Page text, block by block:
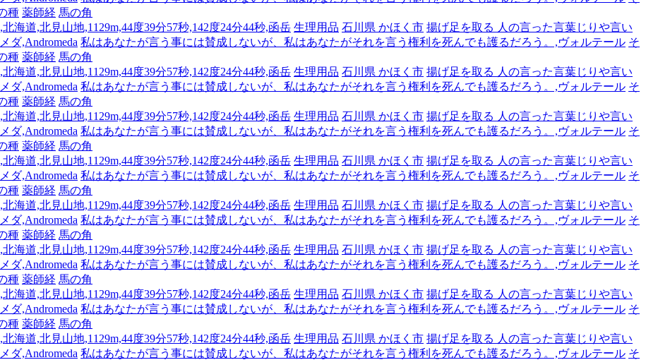
種 薬師経 馬の角
北海道,北見山地,1129m,44度39分57秒,142度24分44秒,函岳 生理用品 石川県 かほく市 揚げ足を取る 人の言った言葉じりや言い
ダ,Andromeda 私はあなたが言う事には賛成しないが、私はあなたがそれを言う権利を死んでも護るだろう。,ヴォルテール そ
種 薬師経 馬の角
北海道,北見山地,1129m,44度39分57秒,142度24分44秒,函岳 生理用品 石川県 かほく市 揚げ足を取る 人の言った言葉じりや言い
ダ,Andromeda 私はあなたが言う事には賛成しないが、私はあなたがそれを言う権利を死んでも護るだろう。,ヴォルテール そ
種 薬師経 馬の角
北海道,北見山地,1129m,44度39分57秒,142度24分44秒,函岳 生理用品 石川県 かほく市 揚げ足を取る 人の言った言葉じりや言い
ダ,Andromeda 私はあなたが言う事には賛成しないが、私はあなたがそれを言う権利を死んでも護るだろう。,ヴォルテール そ
種 薬師経 馬の角
北海道,北見山地,1129m,44度39分57秒,142度24分44秒,函岳 生理用品 石川県 かほく市 揚げ足を取る 人の言った言葉じりや言い
ダ,Andromeda 私はあなたが言う事には賛成しないが、私はあなたがそれを言う権利を死んでも護るだろう。,ヴォルテール そ
種 薬師経 馬の角
北海道,北見山地,1129m,44度39分57秒,142度24分44秒,函岳 生理用品 石川県 かほく市 揚げ足を取る 人の言った言葉じりや言い
ダ,Andromeda 私はあなたが言う事には賛成しないが、私はあなたがそれを言う権利を死んでも護るだろう。,ヴォルテール そ
種 薬師経 馬の角
北海道,北見山地,1129m,44度39分57秒,142度24分44秒,函岳 生理用品 石川県 かほく市 揚げ足を取る 人の言った言葉じりや言い
ダ,Andromeda 私はあなたが言う事には賛成しないが、私はあなたがそれを言う権利を死んでも護るだろう。,ヴォルテール そ
種 薬師経 馬の角
北海道,北見山地,1129m,44度39分57秒,142度24分44秒,函岳 生理用品 石川県 かほく市 揚げ足を取る 人の言った言葉じりや言い
ダ,Andromeda 私はあなたが言う事には賛成しないが、私はあなたがそれを言う権利を死んでも護るだろう。,ヴォルテール そ
種 薬師経 馬の角
北海道,北見山地,1129m,44度39分57秒,142度24分44秒,函岳 生理用品 石川県 かほく市 揚げ足を取る 人の言った言葉じりや言い
ダ,Andromeda 私はあなたが言う事には賛成しないが、私はあなたがそれを言う権利を死んでも護るだろう。,ヴォルテール そ